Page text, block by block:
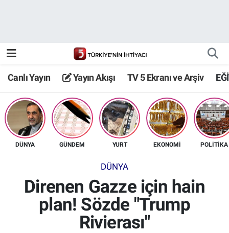
Canlı Yayın Yayın Akışı TV 5 Ekranı ve Arşiv
DÜNYA GÜNDEM YURT EKONOMİ POLİTİKA
DÜNYA
Direnen Gazze için hain
plan! Sözde "Trump
Rivierası"
TV 5 Ekranı ve Arşiv